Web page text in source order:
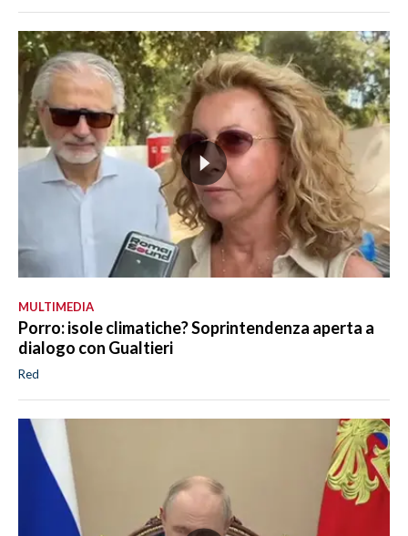
MULTIMEDIA
Porro: isole climatiche? Soprintendenza aperta a
dialogo con Gualtieri
Red